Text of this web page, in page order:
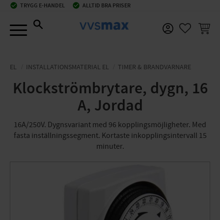
check_circle TRYGG E-HANDEL check_circle ALLTID BRA PRISER
EL INSTALLATIONSMATERIAL EL TIMER & BRANDVARNARE
Klockströmbrytare, dygn, 16
A, Jordad
16A/250V. Dygnsvariant med 96 kopplingsmöjligheter. Med
fasta inställningssegment. Kortaste inkopplingsintervall 15
minuter.